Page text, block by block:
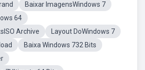
Baixar ImagensWindows 7
64
Archive
Layout DoWindows 7
Baixa Windows 732 Bits